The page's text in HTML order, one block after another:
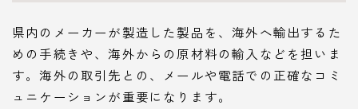
県内のメーカーが製造した製品を、海外へ輸出するた
めの手続きや、海外からの原材料の輸入などを担いま
す。海外の取引先との、メールや電話での正確なコミ
ュニケーションが重要になります。